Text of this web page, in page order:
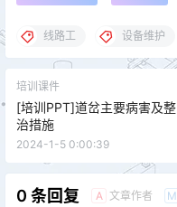
线路工 设备维护
培训课件
[培训PPT]道岔主要病害及整
治措施
2024-1-5 0:00:39
0 条回复 A 文章作者 M